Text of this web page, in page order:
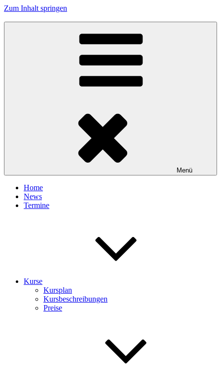
Zum Inhalt springen
Menü
Home
News
Termine
Kurse
Kursplan
Kursbeschreibungen
Preise